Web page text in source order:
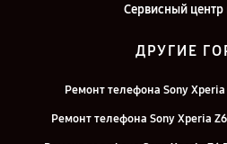
Сервисный
ДРУГИЕ
Ремонт телефона Sony
Ремонт телефона Sony Xperia